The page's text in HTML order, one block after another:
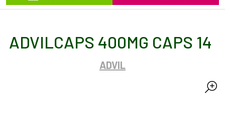
ADVILCAPS 400MG CAPS 14
ADVIL